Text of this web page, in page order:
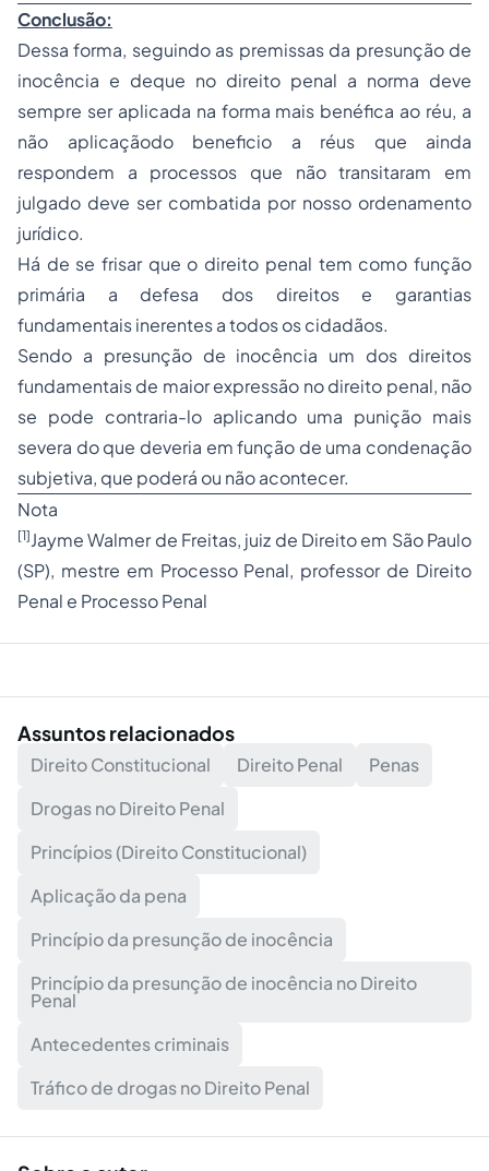
Conclusão:
Dessa forma, seguindo as premissas da presunção de
inocência e deque no direito penal a norma deve
sempre ser aplicada na forma mais benéfica ao réu, a
não aplicaçãodo beneficio a réus que ainda
respondem a processos que não transitaram em
julgado deve ser combatida por nosso ordenamento
jurídico.
Há de se frisar que o direito penal tem como função
primária a defesa dos direitos e garantias
fundamentais inerentes a todos os cidadãos.
Sendo a presunção de inocência um dos direitos
fundamentais de maior expressão no direito penal, não
se pode contraria-lo aplicando uma punição mais
severa do que deveria em função de uma condenação
subjetiva, que poderá ou não acontecer.
Nota
[1]Jayme Walmer de Freitas, juiz de Direito em São Paulo
(SP), mestre em Processo Penal, professor de Direito
Penal e Processo Penal
Assuntos relacionados
Direito Constitucional Direito Penal
Penas
Drogas no Direito Penal
Princípios (Direito Constitucional)
Aplicação da pena
Princípio da presunção de inocência
Princípio da presunção de inocência no Direito
Penal
Antecedentes criminais
Tráfico de drogas no Direito Penal